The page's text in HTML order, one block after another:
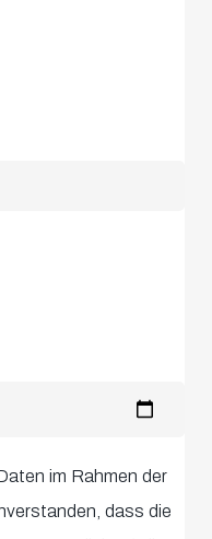
im Rahmen der
dass die